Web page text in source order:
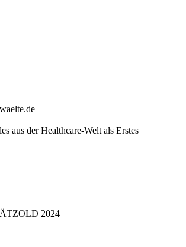
aus der Healthcare-Welt als Erstes
2024